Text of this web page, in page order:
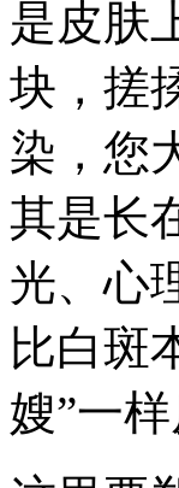
是皮肤
块，搓
染，您
其是长
光、心
比白斑
嫂”一